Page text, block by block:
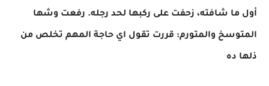
أول ما شافته، زحفت على ركبها لحد رجله. رفعت وشها
المتوسخ والمتورم: قررت تقول اي حاجة المهم تخلص من
ذلها ده